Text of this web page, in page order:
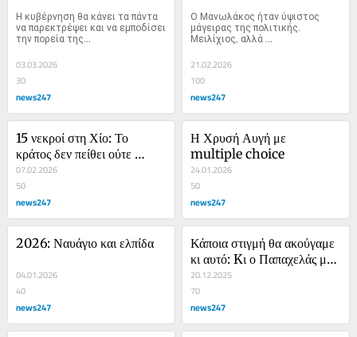
Η κυβέρνηση θα κάνει τα πάντα
να παρεκτρέψει και να εμποδίσει
την πορεία της...
03.03.2026
30
news247
Ο Μανωλάκος ήταν ύψιστος
μάγειρας της πολιτικής.
Μειλίχιος, αλλά
αδιαπραγμάτευτος. Πιστός στον
σχέδιό του, ποτέ όμως ωμός
ως προς το όραμα.
21.02.2026
100
news247
15 νεκροί στη Χίο: Το
κράτος δεν πείθει ούτε
αυτούς που το επιδοκιμάζουν
07.02.2026
50
news247
Η Χρυσή Αυγή με
multiple choice
24.01.2026
50
news247
2026: Ναυάγιο και ελπίδα
04.01.2026
40
news247
Κάποια στιγμή θα ακούγαμε
κι αυτό: Kι ο Παπαχελάς με
τον Κουφοντίνα…
20.12.2025
70
news247